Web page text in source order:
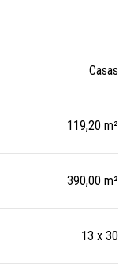
Casas
119,20 m²
390,00 m²
13 x 30